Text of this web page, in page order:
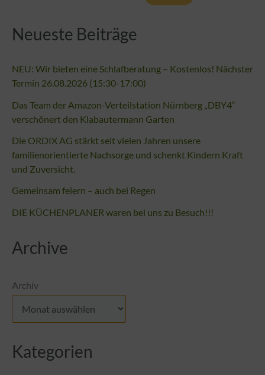
Neueste Beiträge
NEU: Wir bieten eine Schlafberatung – Kostenlos! Nächster
Termin 26.08.2026 (15:30-17:00)
Das Team der Amazon-Verteilstation Nürnberg „DBY4“
verschönert den Klabautermann Garten
Die ORDIX AG stärkt seit vielen Jahren unsere
familienorientierte Nachsorge und schenkt Kindern Kraft
und Zuversicht.
Gemeinsam feiern – auch bei Regen
DIE KÜCHENPLANER waren bei uns zu Besuch!!!
Archive
Archiv
Kategorien